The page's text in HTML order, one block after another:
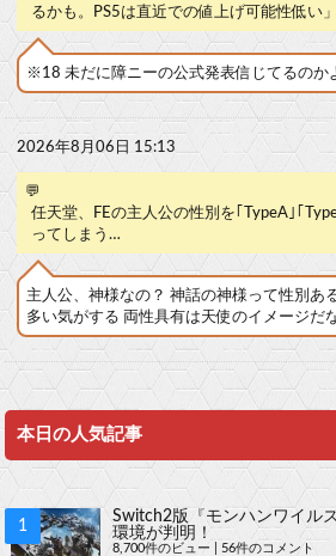
るかも。PS5は直近での値上げ可能性低い」
※18 未だに障ニーの公式発表信じてるのか
2026年8月06日 15:13
💬
任天堂、FEの主人公の性別を｢TypeA｣｢
ってしまう…
主人公、神様なの？ 神話の神様って性別あ
多い気がする 両性具有は天使のイメージだ
本日の人気記事
Switch2版『モンハンワイル
環境が判明！
8,700件のビュー 56件のコメント